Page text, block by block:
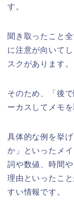
す。
聞き取ったこと
に注意が向いて
スクがあります。
そのため、「後
ーカスしてメモ
具体的な例を挙
か」といったメ
詞や数値、時間
理由といったこ
すい情報です。